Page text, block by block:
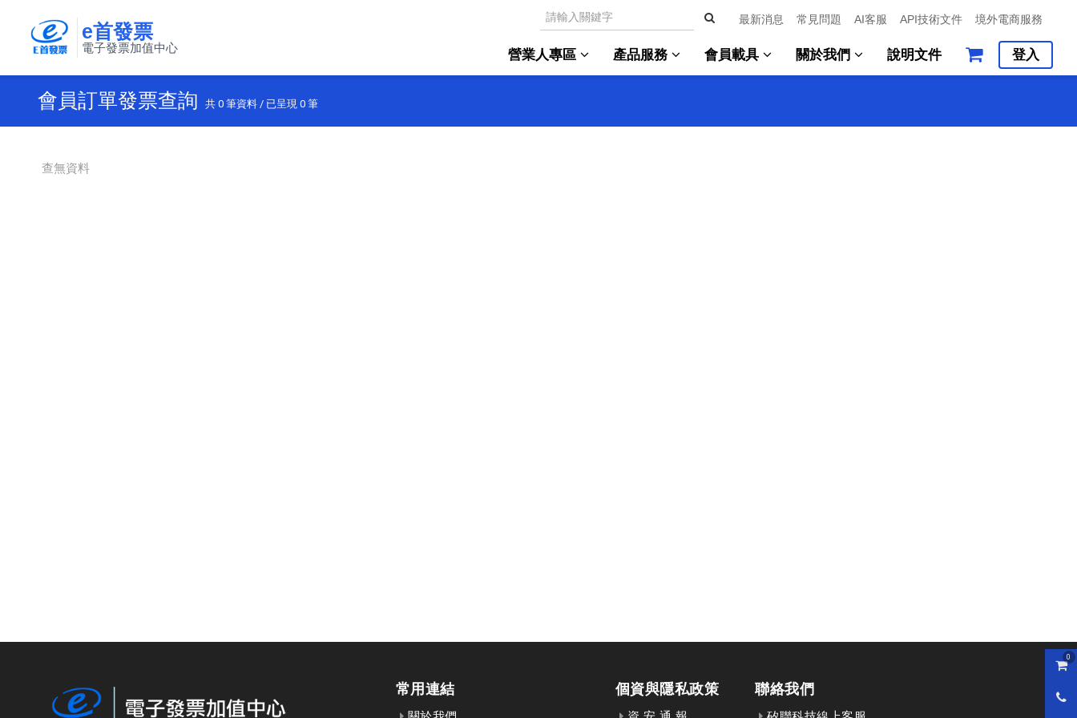
購
0
e首發票
電子發票加值中心
最新消息 常見問題 AI客服 API技術文件 境外電商服務
營業人專區 產品服務 會員載具 關於我們 說明文件 登入
會員訂單發票查詢 共 0 筆資料 / 已呈現 0 筆
查無資料
常用連結 個資與隱私政策 聯絡我們